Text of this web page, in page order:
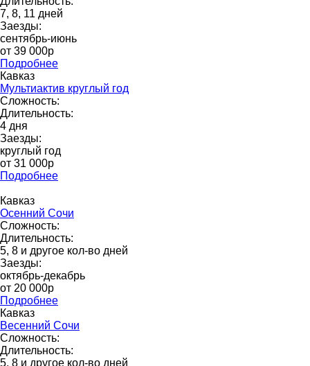
7, 8, 11 дней
Заезды:
сентябрь-июнь
от 39 000p
Подробнее
Кавказ
Мультиактив круглый год
Сложность:
Длительность:
4 дня
Заезды:
круглый год
от 31 000p
Подробнее
Кавказ
Осенний Сочи
Сложность:
Длительность:
5, 8 и другое кол-во дней
Заезды:
октябрь-декабрь
от 20 000p
Подробнее
Кавказ
Весенний Сочи
Сложность:
Длительность:
5, 8 и другое кол-во дней